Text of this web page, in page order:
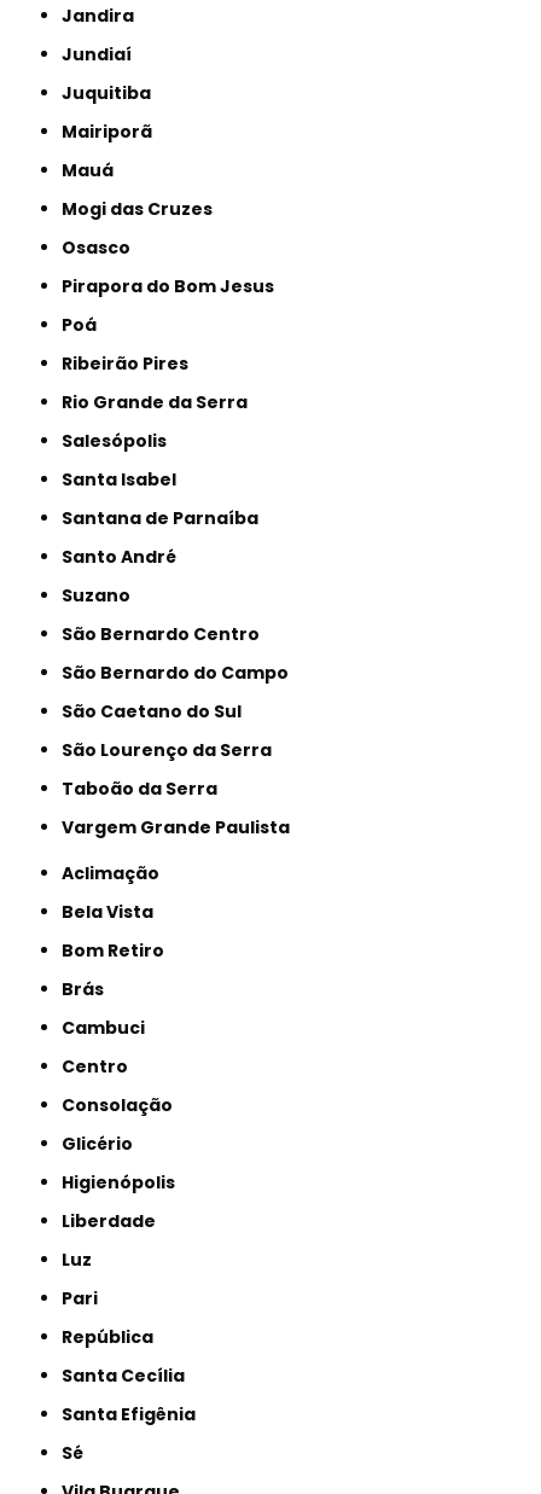
Jandira
Jundiaí
Juquitiba
Mairiporã
Mauá
Mogi das Cruzes
Osasco
Pirapora do Bom Jesus
Poá
Ribeirão Pires
Rio Grande da Serra
Salesópolis
Santa Isabel
Santana de Parnaíba
Santo André
Suzano
São Bernardo Centro
São Bernardo do Campo
São Caetano do Sul
São Lourenço da Serra
Taboão da Serra
Vargem Grande Paulista
Aclimação
Bela Vista
Bom Retiro
Brás
Cambuci
Centro
Consolação
Glicério
Higienópolis
Liberdade
Luz
Pari
República
Santa Cecília
Santa Efigênia
Sé